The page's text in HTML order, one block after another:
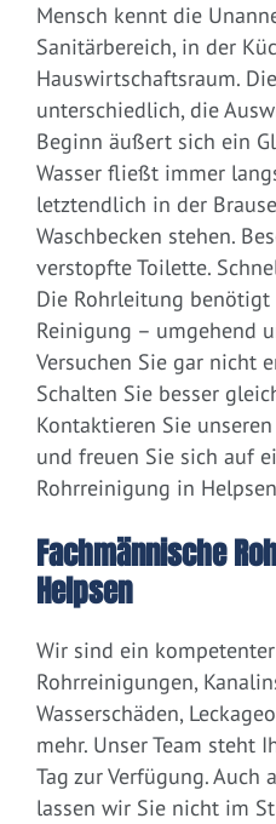
Mensch kennt die
Sanitärbereich, in der
Hauswirtschaftsraum.
unterschiedlich, die
Beginn äußert sich ein
Wasser fließt immer
letztendlich in der
Waschbecken stehen.
verstopfte Toilette.
Die Rohrleitung
Reinigung – umgehend
Versuchen Sie gar nicht
Schalten Sie besser
Kontaktieren Sie
und freuen Sie sich auf
Rohrreinigung in
Fachmännische
Helpsen
Wir sind ein
Rohrreinigungen,
Wasserschäden,
mehr. Unser Team steht
Tag zur Verfügung. Auch
lassen wir Sie nicht im